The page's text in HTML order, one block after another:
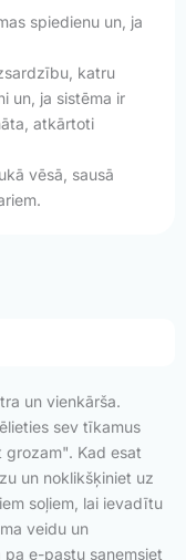
spiedienu un, ja
katru
un, ja sistēma ir
atkārtoti
vēsā, sausā
un vienkārša.
sev tīkamus
Kad esat
un noklikšķiniet uz
soļiem, lai ievadītu
veidu un
e-pastu saņemsiet